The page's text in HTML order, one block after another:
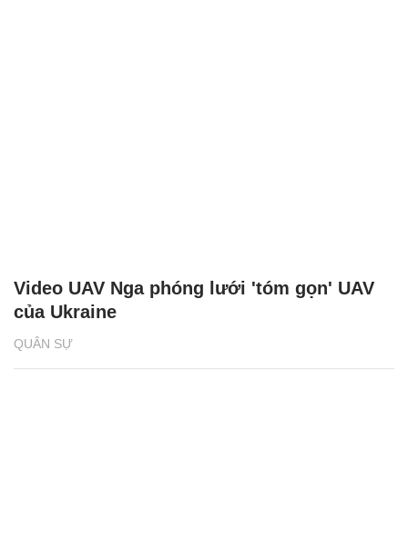
QUÂN SỰ
Video UAV Nga phóng lưới 'tóm gọn' UAV
của Ukraine